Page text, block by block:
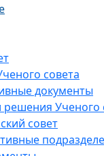
совета
документы
Ученого
совет